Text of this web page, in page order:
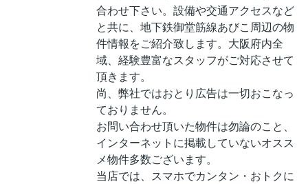
合わせ下さい。設備や交通アクセスなど
と共に、地下鉄御堂筋線あびこ周辺の物
件情報をご紹介致します。大阪府内全
域、経験豊富なスタッフがご対応させて
頂きます。
尚、弊社ではおとり広告は一切おこなっ
ておりません。
お問い合わせ頂いた物件は勿論のこと、
インターネットに掲載していないオスス
メ物件多数ございます。
当店では、スマホでカンタン・おトクに